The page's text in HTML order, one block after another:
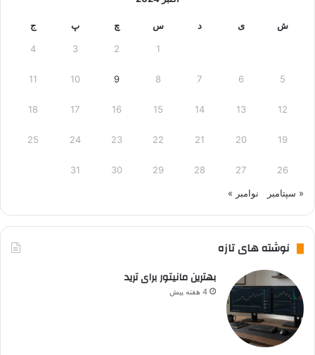
ش ی د س چ پ ج
1
2
3
4
5
6
7
8
9
10
11
12
13
14
15
16
17
18
19
20
21
22
23
24
25
26
27
28
29
30
31
« سپتامبر نوامبر »
نوشته های تازه
بهترین مانیتور برای ترید
4 هفته پیش